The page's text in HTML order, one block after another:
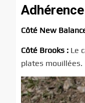
Côté New
Côté Brooks : Le
plates mouillées.